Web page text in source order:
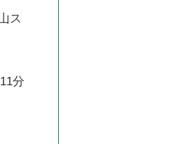
ス
分